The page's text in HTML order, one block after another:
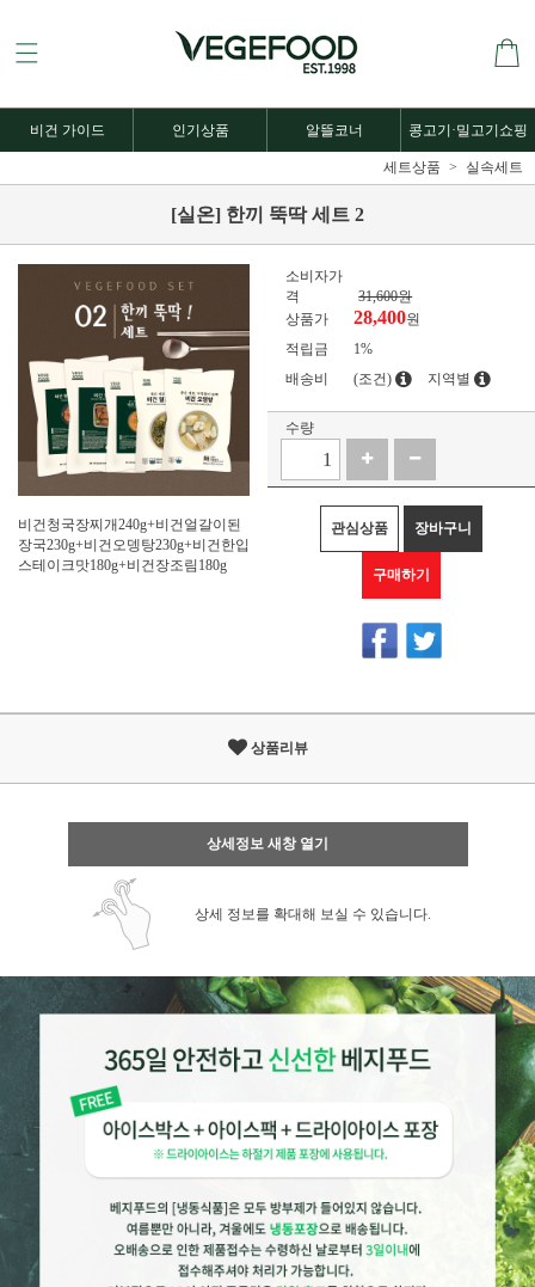
비건 가이드 인기상품 알뜰코너 콩고기·밀고기쇼핑
세트상품 실속세트
[실온] 한끼 뚝딱 세트 2
비건청국장찌개240g+비건얼갈이된
장국230g+비건오뎅탕230g+비건한입
스테이크맛180g+비건장조림180g
소비자가
격
31,600원
상품가
28,400원
적립금
1%
배송비
(조건) 지역별
수량
관심상품 장바구니
구매하기
상품리뷰
상세정보 새창 열기
상세 정보를 확대해 보실 수 있습니다.